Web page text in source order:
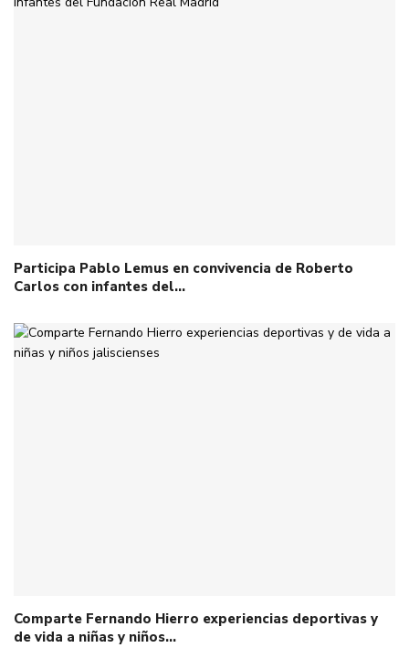
Participa Pablo Lemus en convivencia de Roberto
Carlos con infantes del…
Comparte Fernando Hierro experiencias deportivas y
de vida a niñas y niños…